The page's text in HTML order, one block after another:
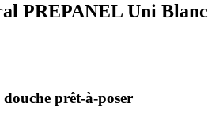
PREPANEL Uni Blanc
prêt-à-poser